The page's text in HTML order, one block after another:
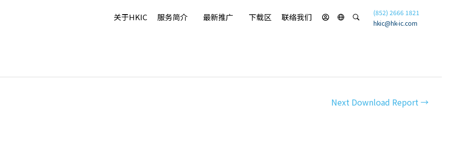
关于HKIC 服务简介 最新推广 下载区 联络我们
hkic@hk-ic.com
(852) 2666 1821
Next Download Report→